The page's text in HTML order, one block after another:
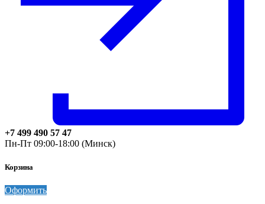
+7 499 490 57 47
Пн-Пт 09:00-18:00 (Минск)
Корзина
Оформить